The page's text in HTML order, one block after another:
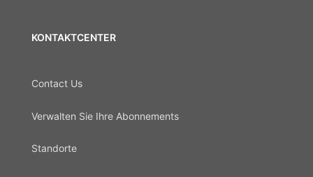
KONTAKTCENTER
Contact Us
Verwalten Sie Ihre Abonnements
Standorte